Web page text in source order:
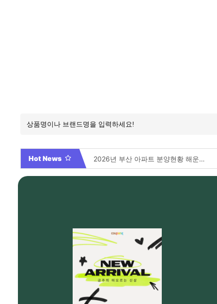
Hot News
부산 아파트 분양 총정리 70개 현장 전격 분석 및 필승 청약 가이드 2026년 부산 아파트 분양현황 해운대부터 에코델타까지, 전 현장 총정리 가이드